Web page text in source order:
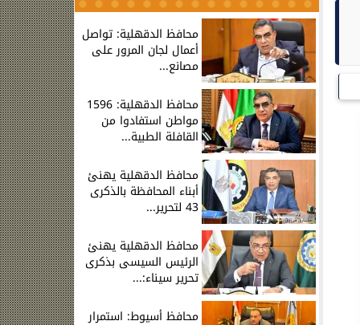
محافظ الدقهلية: تواصل
أعمال لجان المرور على
مصانع...
محافظ الدقهلية: 1596
مواطن استفادوا من
القافلة الطبية...
محافظ الدقهلية يهنئ
أبناء المحافظة بالذكرى
43 لتحرير...
محافظ الدقهلية يهنئ
الرئيس السيسى بذكرى
تحرير سيناء:...
محافظ أسيوط: استمرار